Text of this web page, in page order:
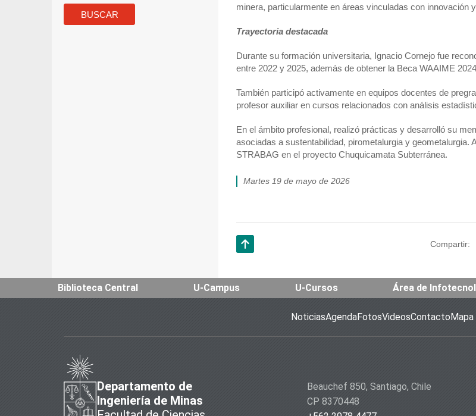
minera, particularmente en áreas vinculadas con innovación
Trayectoria destacada
Durante su formación universitaria, Ignacio Cornejo fue
entre 2022 y 2025, además de obtener la Beca WAAIME
También participó activamente en equipos docentes de
profesor auxiliar en cursos relacionados con análisis
En el ámbito profesional, realizó prácticas y desarrolló su
asociadas a sustentabilidad, pirometalurgia y
STRABAG en el proyecto Chuquicamata Subterránea.
martes 19 de mayo de 2026
Compartir:
Biblioteca Central U-Campus U-Cursos Área de
NoticiasAgendaFotosVideosContacto
Departamento de
Ingeniería de Minas
Beauchef 850, Santiago, Chile
CP 8370448